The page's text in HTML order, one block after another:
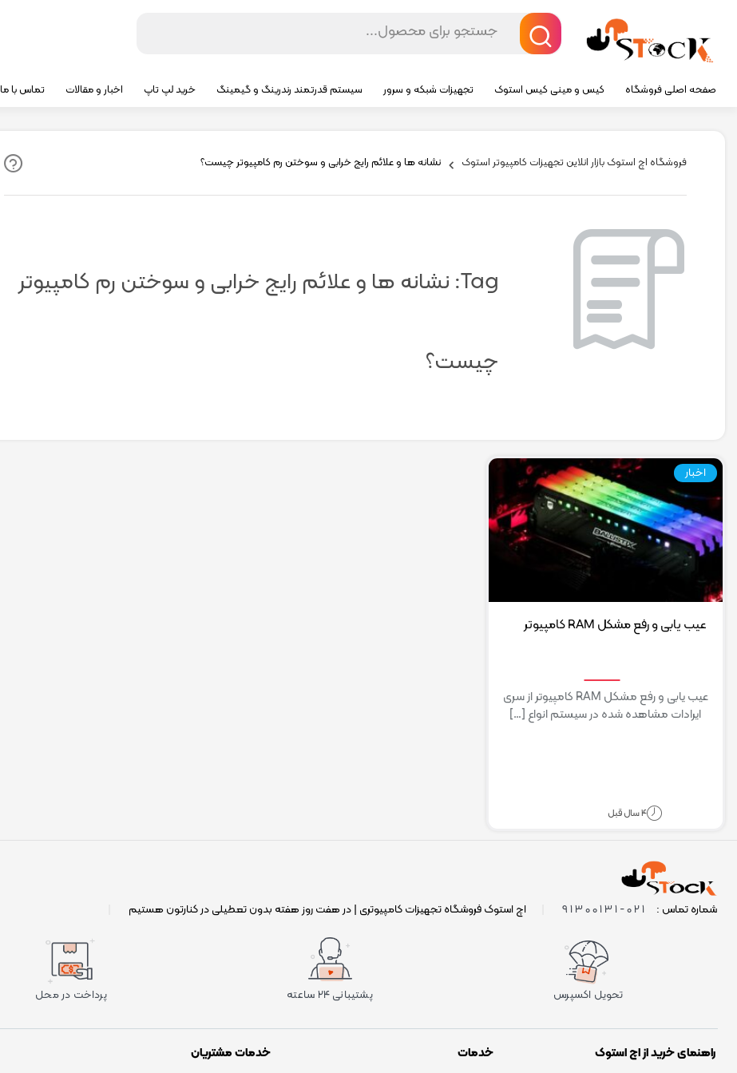
صفحه اصلی فروشگاه کیس و مینی کیس استوک تجهیزات شبکه و سرور سیستم قدرتمند رندرینگ و گیمینگ خرید لپ تاپ اخبار و مقالات تماس با ما
فروشگاه اچ استوک بازار انلاین تجهیزات کامپیوتر استوک نشانه ها و علائم رایج خرابی و سوختن رم کامپیوتر چیست؟
Tag: نشانه ها و علائم رایج خرابی و سوختن رم کامپیوتر
چیست؟
اخبار
عیب یابی و رفع مشکل RAM کامپیوتر
عیب یابی و رفع مشکل RAM کامپیوتر از سری
ایرادات مشاهده شده در سیستم انواع […]
4 سال قبل
شماره تماس : 021-91300131 اچ استوک فروشگاه تجهیزات کامپیوتری | در هفت روز هفته بدون تعطیلی در کنارتون هستیم
تحویل اکسپرس پشتیبانی ۲۴ ساعته پرداخت در محل
راهنمای خرید از اچ استوک خدمات خدمات مشتریان